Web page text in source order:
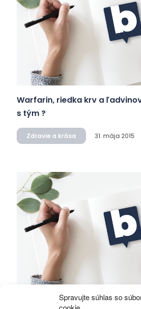
Spravujte súhlas so
Warfarin, riedka krv a
s tým ?
Zdravie a krása 31. mája 2015
Warfarín, čo to je a kde sa vzal